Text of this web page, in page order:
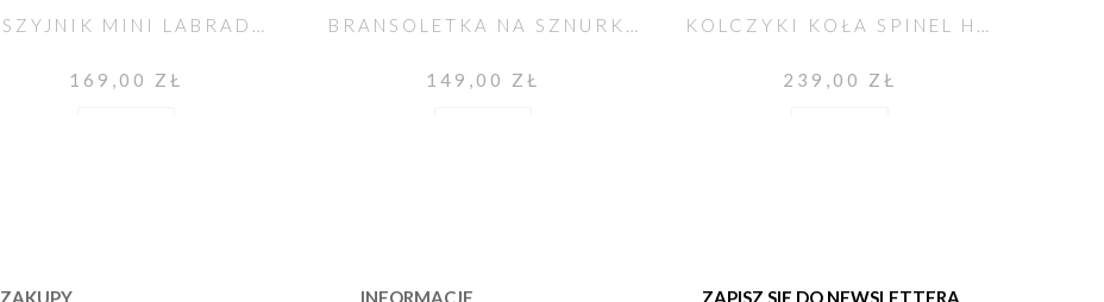
NASZYJNIK MINI LABRADORYT
169,00 ZŁ
BRANSOLETKA NA SZNURKU LABRADORYT I KAMIEŃ KSIĘŻYCOWY MOYA
149,00 ZŁ
KOLCZYKI KOŁA SPINEL HELLO
239,00 ZŁ
ZAKUPY INFORMACJE ZAPISZ SIĘ DO NEWSLETTERA